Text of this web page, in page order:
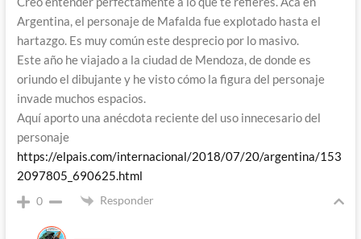
Argentina, el personaje de Mafalda fue explotado hasta el
hartazgo. Es muy común este desprecio por lo masivo.
Este año he viajado a la ciudad de Mendoza, de donde es
oriundo el dibujante y he visto cómo la figura del personaje
invade muchos espacios.
Aquí aporto una anécdota reciente del uso innecesario del
personaje
https://elpais.com/internacional/2018/07/20/argentina/153
2097805_690625.html
0 Responder